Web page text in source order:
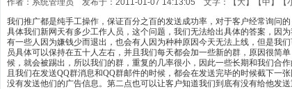
作者：系统管理员 发布于：2011-01-07 14:13:05 文字：【 大】【中 】【
我们推广都是纯手工操作，保证百分之百的发送成功率，对于客户经常询问
具体我们新网天有多少工作人员，这个问题，我们无法给出具体的答案，因
有一些人因为嫌钱少而退出，也会有人因为种种原因今天无法上线，但是我
员具体可以保持在五十人左右，并且我们每天都会加一些新的群，原因很简
候，就会被踢出，所以我们的群，重复的几率很小，因此一些长期和我们合
且我们在发送QQ群消息和QQ群邮件的时候，都会在发送完毕的时候截下一
没有发送他们的广告信息。第二点也可以让客户知道我们到底有没有给他发送